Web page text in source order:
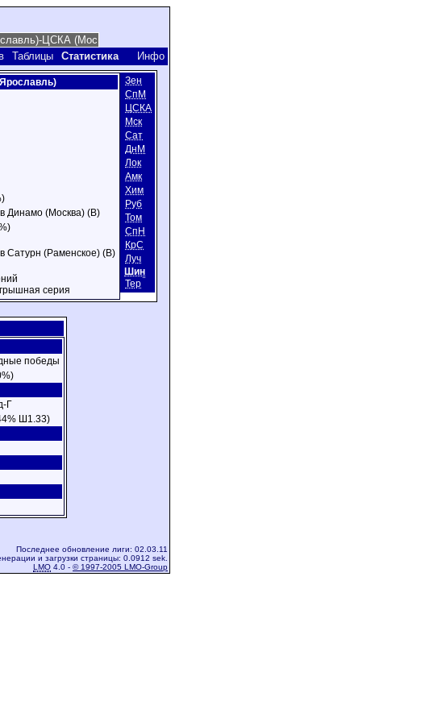
Таблицы Статистика Инфо
Динамо (Москва) (В)
Сатурн (Раменское) (В)
серия
Зен
СпМ
ЦСКА
Мск
Сат
ДнМ
Лок
Амк
Хим
Руб
Том
СпН
КрС
Луч
Шин
Тер
победы
Г
Ш1.33)
Последнее обновление лиги: 02.03.11
и загрузки страницы: 0.0912 sek.
LMO 4.0 - © 1997-2005 LMO-Group